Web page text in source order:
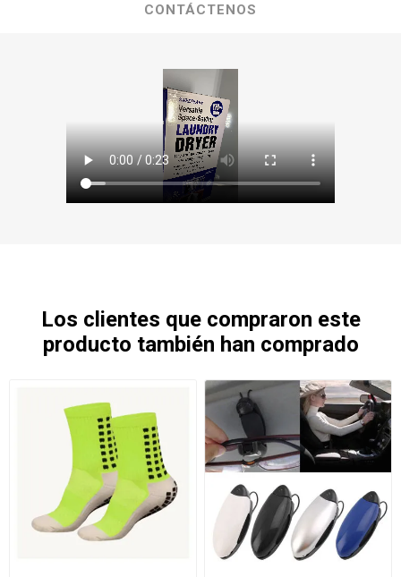
CONTÁCTENOS
Los clientes que compraron este
producto también han comprado